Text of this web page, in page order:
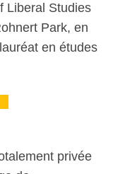
Liberal Studies
Park, en
en études
privée